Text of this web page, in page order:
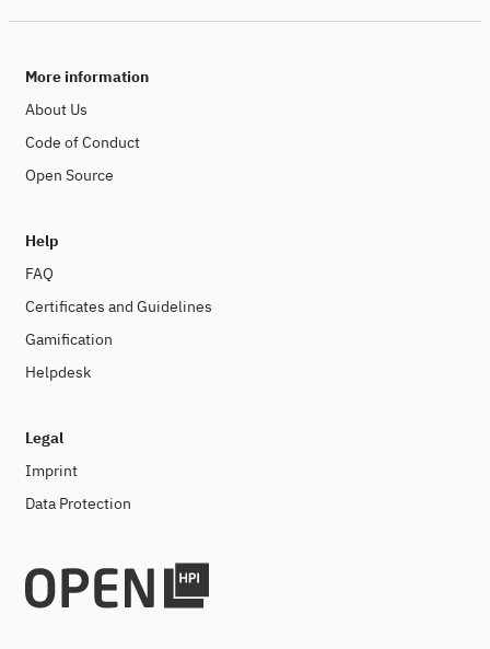
More information
About Us
Code of Conduct
Open Source
Help
FAQ
Certificates and Guidelines
Gamification
Helpdesk
Legal
Imprint
Data Protection